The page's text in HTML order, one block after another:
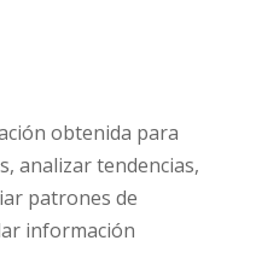
obtenida para
analizar tendencias,
patrones de
información